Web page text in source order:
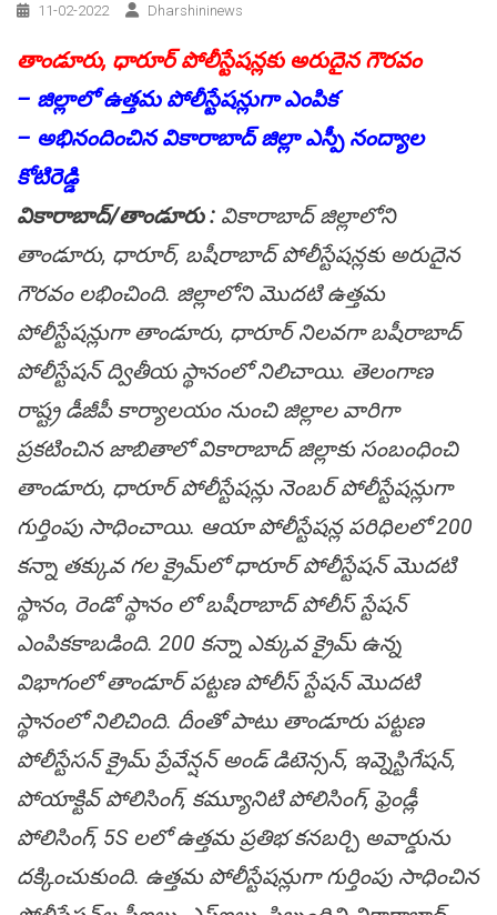
11-02-2022 Dharshininews
తాండూరు, ధారూర్ పోలీస్టేష‌న్ల‌కు అరుదైన గౌర‌వం
– జిల్లాలో ఉత్త‌మ పోలీస్టేష‌న్లుగా ఎంపిక
– అభినందించిన వికారాబాద్ జిల్లా ఎస్పీ నంద్యాల
కోటిరెడ్డి
వికారాబాద్‌/తాండూరు : వికారాబాద్ జిల్లాలోని
తాండూరు, ధారూర్, బ‌షీరాబాద్ పోలీస్టేష‌న్ల‌కు అరుదైన
గౌర‌వం ల‌భించింది. జిల్లాలోని మొద‌టి ఉత్తమ
పోలీస్టేష‌న్లుగా తాండూరు, ధారూర్ నిల‌వ‌గా బ‌షీరాబాద్
పోలీస్టేష‌న్ ద్వితీయ స్థానంలో నిలిచాయి. తెలంగాణ
రాష్ట్ర డీజీపీ కార్యాల‌యం నుంచి జిల్లాల వారిగా
ప్ర‌క‌టించిన జాబితాలో వికారాబాద్ జిల్లాకు సంబంధించి
తాండూరు, ధారూర్ పోలీస్టేష‌న్లు నెంబ‌ర్ పోలీస్టేష‌న్లుగా
గుర్తింపు సాధించాయి. ఆయా పోలీస్టేష‌న్ల‌ పరిధిలలో 200
కన్నా తక్కువ గల క్రైమ్‌లో ధారూర్ పోలీస్టేష‌న్ మొదటి
స్థానం, రెండో స్థానం లో బషీరాబాద్ పోలీస్ స్టేషన్
ఎంపికకాబడింది. 200 కన్నా ఎక్కువ క్రైమ్ ఉన్న
విభాగంలో తాండూర్ ప‌ట్ట‌ణ పోలీస్ స్టేషన్ మొదటి
స్థానంలో నిలిచింది. దీంతో పాటు తాండూరు ప‌ట్ట‌ణ
పోలీస్టేస‌న్ క్రైమ్ ప్రేవేన్షన్ అండ్ డిటెన్సన్, ఇవ్నెస్టిగేషన్,
పోయాక్టివ్ పోలిసింగ్, కమ్యూనిటి పోలిసింగ్, ఫ్రెండ్లీ
పోలిసింగ్, 5S లలో ఉత్తమ ప్రతిభ కనబర్చి అవార్డును
ద‌క్కించుకుంది. ఉత్త‌మ పోలీస్టేష‌న్లుగా గుర్తింపు సాధించిన